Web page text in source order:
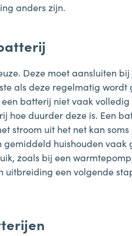
anders zijn.
Deze moet aansluiten
als deze regelmatig
batterij niet vaak
hoe duurder deze is. Een
stroom uit het net kan
huishouden vaak
zoals bij een
een volgende